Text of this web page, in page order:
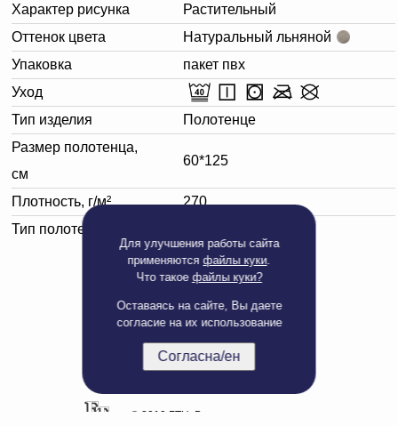
Для улучшения работы сайта
применяютсяфайлы куки.
Что такое файлы куки?
Оставаясь на сайте, Вы даете
согласие на их использование
Согласна/ен
Характер рисунка
Растительный
Оттенок цвета
Натуральный льняной
Упаковка
пакет пвх
Уход
Тип изделия
Полотенце
Размер полотенца,
см
60*125
Плотность, г/м²
270
Тип полотенца
Полная версия сайта
© 2019 БТЦ. Все права защищены